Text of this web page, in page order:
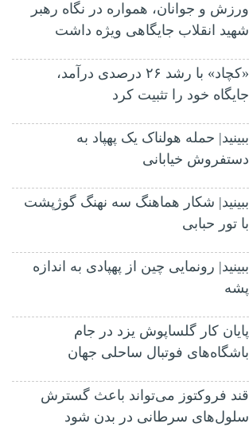
و جوانان، همواره در نگاه رهبر
انقلاب جایگاهی ویژه داشت
«کچاد» با رشد ۲۶ درصدی درآمد،
خود را تثبیت کرد
حمله هولناک یک پهپاد به
خیابانی
شکار هماهنگ سه نهنگ گوژپشت
تور حبابی
رونمایی چین از پهپادی به اندازه
کار گلساپوش یزد در جام
فوتبال ساحلی جهان
فروکتوز می‌تواند باعث گسترش
سرطانی در بدن شود